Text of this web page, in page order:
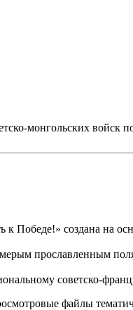
монгольских войск
к Победе!» создана на
прославленным
советско-
файлы